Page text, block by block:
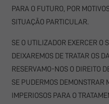
PARA O FUTURO, POR
SITUAÇÃO PARTICULAR.
SE O UTILIZADOR EXERCER O
DEIXAREMOS DE TRATAR OS
RESERVAMO-NOS O DIREITO
SE PUDERMOS DEMONSTRAR
IMPERIOSOS PARA O